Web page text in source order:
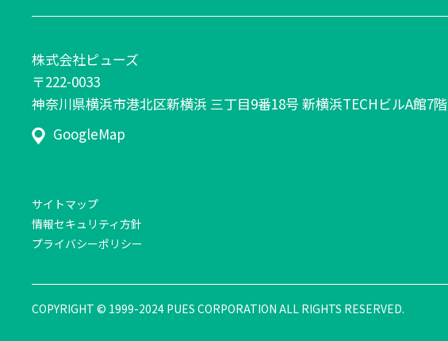
株式会社ピューズ
〒222-0033
神奈川県横浜市港北区新横浜 三丁目9番18号 新横浜TECHビルA館7階
GoogleMap
サイトマップ
情報セキュリティ方針
プライバシーポリシー
COPYRIGHT © 1999-2024 PUES CORPORATION ALL RIGHTS RESERVED.